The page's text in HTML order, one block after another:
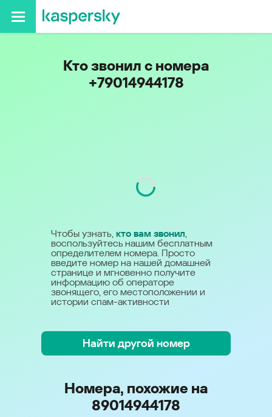
Кто звонил с номера
+79014944178
Чтобы узнать, кто вам звонил,
воспользуйтесь нашим бесплатным
определителем номера. Просто
введите номер на нашей домашней
странице и мгновенно получите
информацию об операторе
звонящего, его местоположении и
истории спам-активности
Найти другой номер
Номера, похожие на
89014944178